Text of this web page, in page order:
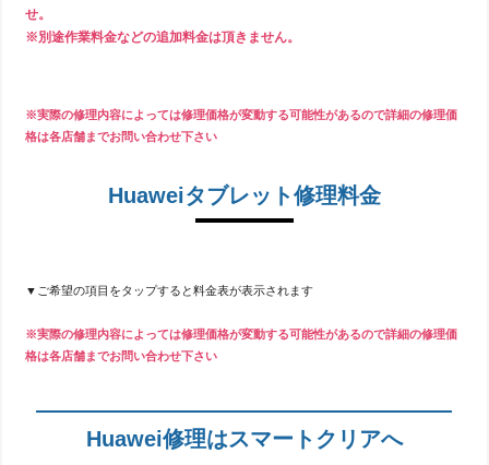
せ。
※別途作業料金などの追加料金は頂きません。
※実際の修理内容によっては修理価格が変動する可能性があるので詳細の修理価
格は各店舗までお問い合わせ下さい
Huaweiタブレット修理料金
▼ご希望の項目をタップすると料金表が表示されます
※実際の修理内容によっては修理価格が変動する可能性があるので詳細の修理価
格は各店舗までお問い合わせ下さい
Huawei修理はスマートクリアへ